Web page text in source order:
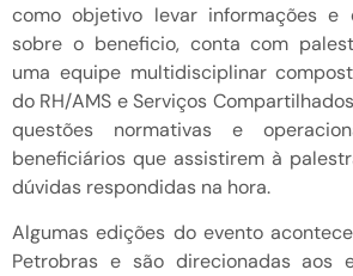
como objetivo levar informações e
sobre o beneficio, conta com
uma equipe multidisciplinar
do RH/AMS e Serviços
questões normativas e
beneficiários que assistirem à
dúvidas respondidas na hora.
Algumas edições do evento
Petrobras e são direcionadas aos